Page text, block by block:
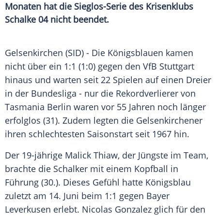
Monaten hat die Sieglos-Serie des Krisenklubs
Schalke 04 nicht beendet.
Gelsenkirchen (SID) - Die Königsblauen kamen
nicht über ein 1:1 (1:0) gegen den VfB Stuttgart
hinaus und warten seit 22 Spielen auf einen Dreier
in der Bundesliga - nur die Rekordverlierer von
Tasmania Berlin waren vor 55 Jahren noch länger
erfolglos (31). Zudem legten die Gelsenkirchener
ihren schlechtesten Saisonstart seit 1967 hin.
Der 19-jährige Malick Thiaw, der Jüngste im Team,
brachte die Schalker mit einem Kopfball in
Führung (30.). Dieses Gefühl hatte Königsblau
zuletzt am 14. Juni beim 1:1 gegen Bayer
Leverkusen erlebt. Nicolas Gonzalez glich für den